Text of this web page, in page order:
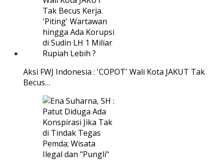
Aksi FWJ Indonesia : 'COPOT' Wali Kota JAKUT Tak
Becus…